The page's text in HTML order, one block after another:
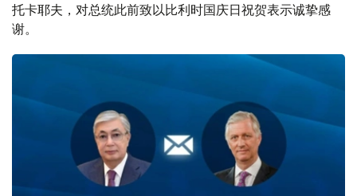
托卡耶夫，对总统此前致以比利时国庆日祝贺表示诚挚感
谢。